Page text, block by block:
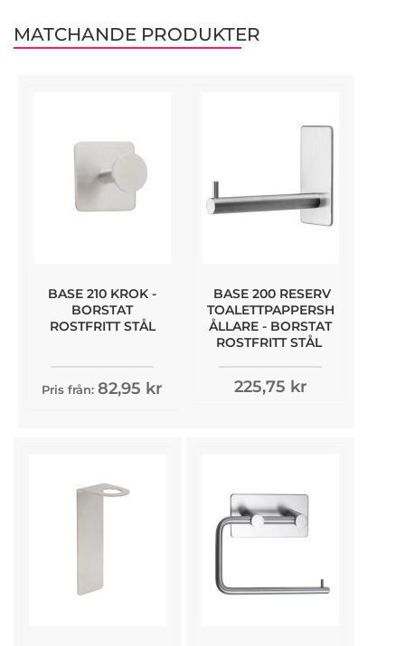
MATCHANDE PRODUKTER
BASE 210 KROK -
BORSTAT
ROSTFRITT STÅL
Pris från: 82,95 kr
BASE 200 RESERV
TOALETTPAPPERSH
ÅLLARE - BORSTAT
ROSTFRITT STÅL
225,75 kr